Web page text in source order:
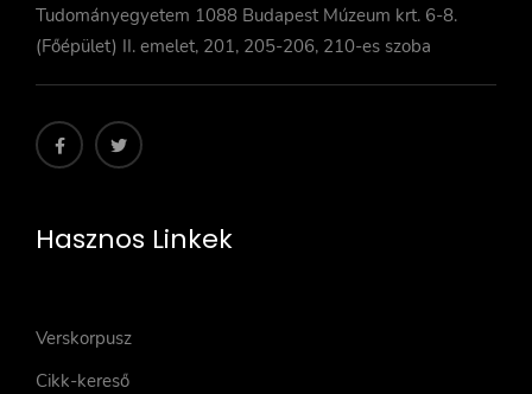
Tudományegyetem 1088 Budapest Múzeum krt. 6-8.
(Főépület) II. emelet, 201, 205-206, 210-es szoba
Hasznos Linkek
Verskorpusz
Cikk-kereső